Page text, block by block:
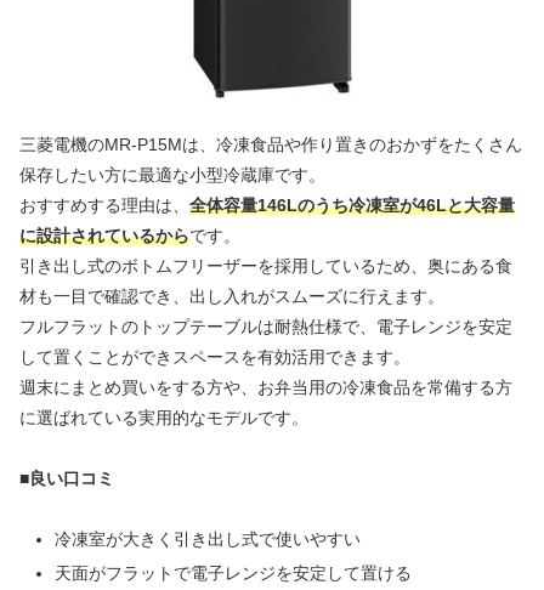
三菱電機のMR-P15Mは、冷凍食品や作り置きのおかずをたくさん
保存したい方に最適な小型冷蔵庫です。
おすすめする理由は、 全体容量146Lのうち冷凍室が46Lと大容量
に設計されているからです。
引き出し式のボトムフリーザーを採用しているため、奥にある食
材も一目で確認でき、出し入れがスムーズに行えます。
フルフラットのトップテーブルは耐熱仕様で、電子レンジを安定
して置くことができスペースを有効活用できます。
週末にまとめ買いをする方や、お弁当用の冷凍食品を常備する方
に選ばれている実用的なモデルです。
■良い口コミ
冷凍室が大きく引き出し式で使いやすい
天面がフラットで電子レンジを安定して置ける